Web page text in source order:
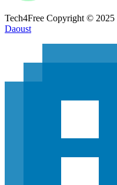
Tech4Free Copyright © 2025
Daoust